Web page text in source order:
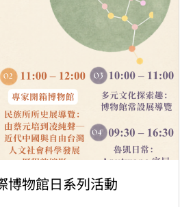
博物館日系列活動